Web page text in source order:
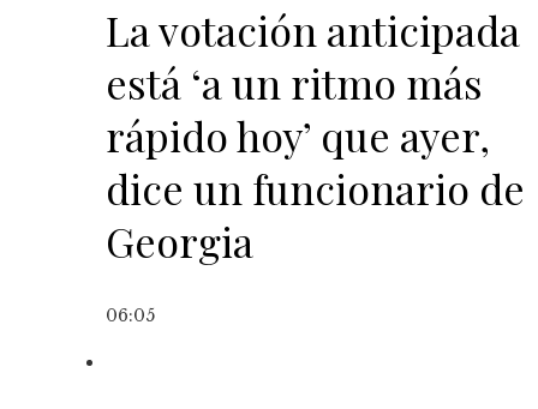
La votación anticipada
está ‘a un ritmo más
rápido hoy’ que ayer,
dice un funcionario de
Georgia
06:05